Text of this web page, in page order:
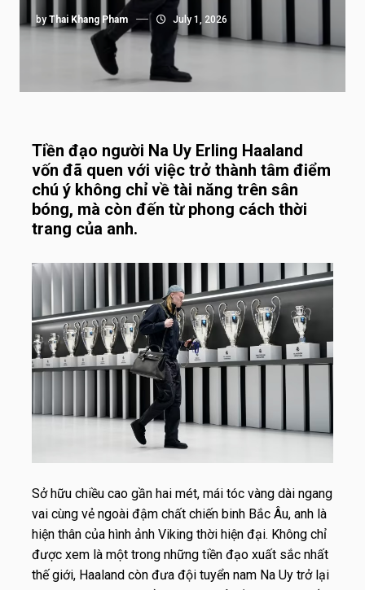
by Thai Khang Pham July 1, 2026
Tiền đạo người Na Uy Erling Haaland
vốn đã quen với việc trở thành tâm điểm
chú ý không chỉ về tài năng trên sân
bóng, mà còn đến từ phong cách thời
trang của anh.
Sở hữu chiều cao gần hai mét, mái tóc vàng dài ngang
vai cùng vẻ ngoài đậm chất chiến binh Bắc Âu, anh là
hiện thân của hình ảnh Viking thời hiện đại. Không chỉ
được xem là một trong những tiền đạo xuất sắc nhất
thế giới, Haaland còn đưa đội tuyển nam Na Uy trở lại